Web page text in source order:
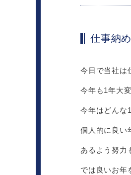
仕事納め
今日で当社は
今年も1年大
今年はどんな
個人的に良い
あるよう努力
では良いお